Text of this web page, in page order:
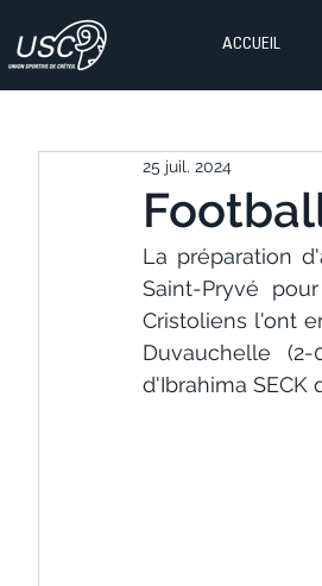
ACCUEIL
25 juil. 2024
La préparation
Saint-Pryvé
Cristoliens l'ont
Duvauchelle
d'Ibrahima